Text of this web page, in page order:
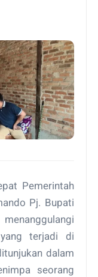
Pemerintah
Pj. Bupati
terjadi di
dalam
seorang